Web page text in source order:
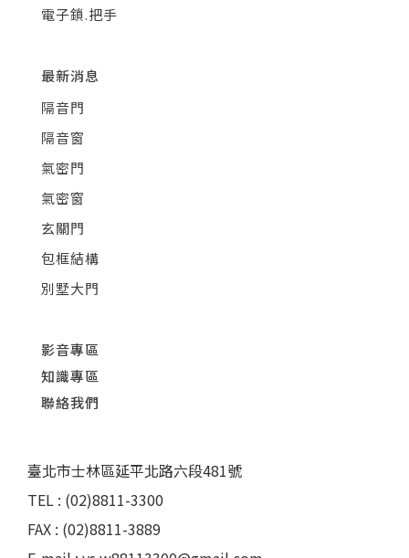
電子鎖.把手
最新消息
隔音門
隔音窗
氣密門
氣密窗
玄關門
包框結構
別墅大門
影音專區
知識專區
聯絡我們
臺北市士林區延平北路六段481號
TEL : (02)8811-3300
FAX : (02)8811-3889